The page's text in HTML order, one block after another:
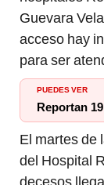
Guevara
acceso hay
para ser
PUEDES VER
Reportan
El martes de
del Hospital
decesos